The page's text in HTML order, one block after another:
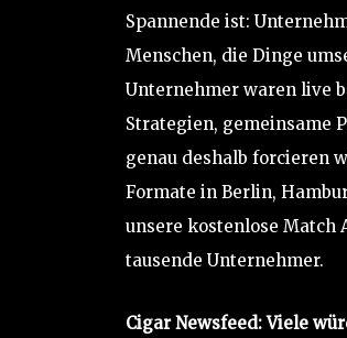
Spannende ist:
Menschen, die Dinge
Unternehmer waren live
Strategien, gemeinsame
genau deshalb forcieren
Formate in Berlin,
unsere kostenlose Match
tausende Unternehmer.
Cigar Newsfeed: Viele